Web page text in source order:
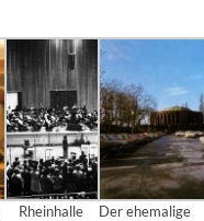
Rheinhalle
Der ehemalige